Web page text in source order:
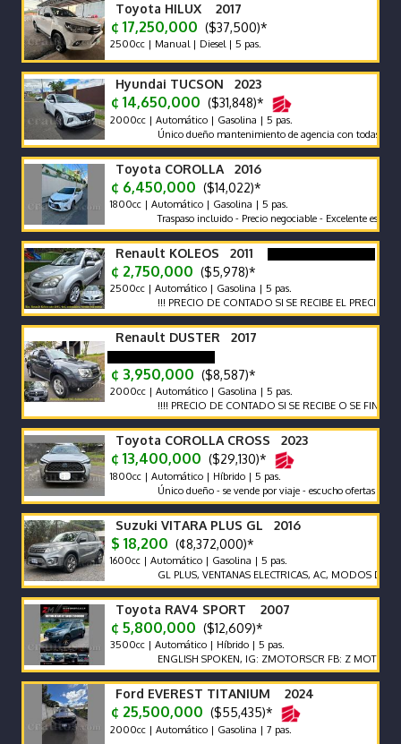
Toyota HILUX 2017
¢ 17,250,000 ($37,500)*
2500cc | Manual | Diesel | 5 pas.
Hyundai TUCSON 2023
¢ 14,650,000 ($31,848)*
2000cc | Automático | Gasolina | 5 pas.
Único dueño mantenimiento de agencia con todas las
Toyota COROLLA 2016
¢ 6,450,000 ($14,022)*
1800cc | Automático | Gasolina | 5 pas.
Traspaso incluido - Precio negociable - Excelente estado
Renault KOLEOS 2011
¢ 2,750,000 ($5,978)*
2500cc | Automático | Gasolina | 5 pas.
!!! PRECIO DE CONTADO SI SE RECIBE EL PRECIO VARIA !!!
Renault DUSTER 2017
¢ 3,950,000 ($8,587)*
2000cc | Automático | Gasolina | 5 pas.
!!!! PRECIO DE CONTADO SI SE RECIBE O SE FINANCIA EL
Toyota COROLLA CROSS 2023
¢ 13,400,000 ($29,130)*
1800cc | Automático | Híbrido | 5 pas.
Único dueño - se vende por viaje - escucho ofertas
Suzuki VITARA PLUS GL 2016
$ 18,200 (¢8,372,000)*
1600cc | Automático | Gasolina | 5 pas.
GL PLUS, VENTANAS ELECTRICAS, AC, MODOS DE
Toyota RAV4 SPORT 2007
¢ 5,800,000 ($12,609)*
3500cc | Automático | Híbrido | 5 pas.
ENGLISH SPOKEN, IG: ZMOTORSCR FB: Z MOTORS.
Ford EVEREST TITANIUM 2024
¢ 25,500,000 ($55,435)*
2000cc | Automático | Gasolina | 7 pas.